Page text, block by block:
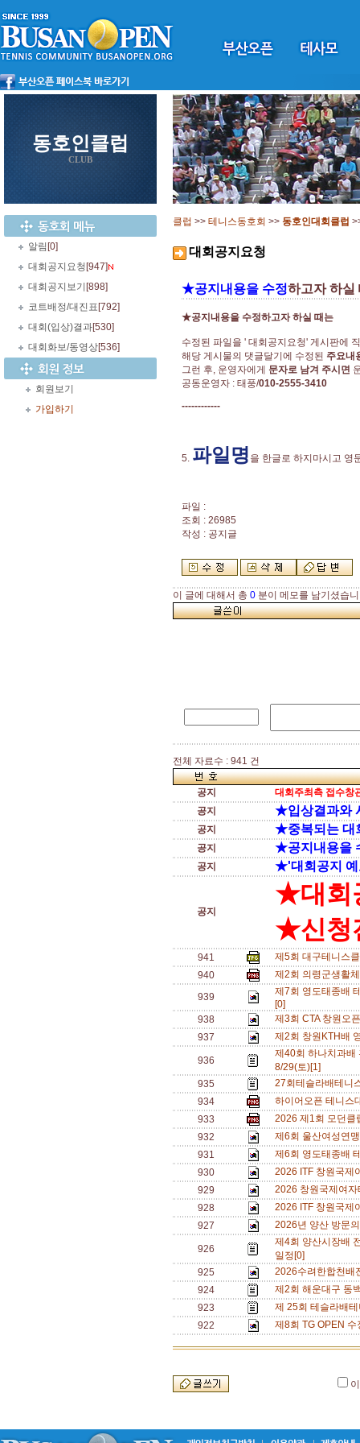
동호인클럽
CLUB
알림 [0]
대회공지요청 [947]
대회공지보기 [898]
코트배정/대진표 [792]
대회(입상)결과[530]
대회화보/동영상[536]
회원보기
가입하기
클럽 >> 테니스동호회 >> 동호인대회클럽
대회공지요청
★공지내용을 수정하고자 하실
★공지내용을 수정하고자 하실 때는
수정된 파일을 ' 대회공지요청' 게시판에
해당 게시물의 댓글달기에 수정된 주요내
그런 후, 운영자에게 문자로 남겨 주시면
공동운영자 : 태풍/010-2555-3410
------------
5. 파일명 을 한글로 하지마시고 영
파일 :
조회 : 26985
작성 : 공지글
이 글에 대해서 총 0 분이 메모를 남기셨습
전체 자료수 : 941 건
공지
대회주최측 접수창
공지
★입상결과와
공지 ★중복되는 대
공지 ★공지내용을
공지 ★'대회공지 예
공지
★대회
★신청
941
제5회 대구테니스
940
제2회 의령군생활
939
제7회 영도태종배
[0]
938
제3회 CTA 창원오
937
제2회 창원KTH배
936
제40회 하나치과배
8/29(토)[1]
935
27회테슬라배테니
934
하이어오픈 테니스
933
2026 제1회 모던
932
제6회 울산여성연
931
제6회 영도태종배
930
2026 ITF 창원국제
929
2026 창원국제여
928
2026 ITF 창원국제
927
2026년 양산 방문
926
제4회 양산시장배
일정[0]
925
2026수려한합천배
924
제2회 해운대구 동
923
제 25회 테슬라배
922
제8회 TG OPEN